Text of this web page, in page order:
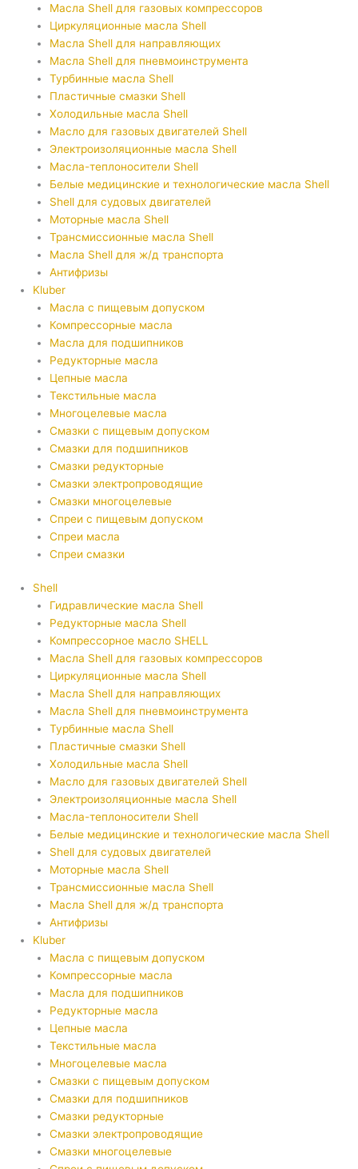
Масла Shell для газовых компрессоров
Циркуляционные масла Shell
Масла Shell для направляющих
Масла Shell для пневмоинструмента
Турбинные масла Shell
Пластичные смазки Shell
Холодильные масла Shell
Масло для газовых двигателей Shell
Электроизоляционные масла Shell
Масла-теплоносители Shell
Белые медицинские и технологические масла Shell
Shell для судовых двигателей
Моторные масла Shell
Трансмиссионные масла Shell
Масла Shell для ж/д транспорта
Антифризы
Kluber
Масла с пищевым допуском
Компрессорные масла
Масла для подшипников
Редукторные масла
Цепные масла
Текстильные масла
Многоцелевые масла
Смазки с пищевым допуском
Смазки для подшипников
Смазки редукторные
Смазки электропроводящие
Смазки многоцелевые
Спреи с пищевым допуском
Спреи масла
Спреи смазки
Shell
Гидравлические масла Shell
Редукторные масла Shell
Компрессорное масло SHELL
Масла Shell для газовых компрессоров
Циркуляционные масла Shell
Масла Shell для направляющих
Масла Shell для пневмоинструмента
Турбинные масла Shell
Пластичные смазки Shell
Холодильные масла Shell
Масло для газовых двигателей Shell
Электроизоляционные масла Shell
Масла-теплоносители Shell
Белые медицинские и технологические масла Shell
Shell для судовых двигателей
Моторные масла Shell
Трансмиссионные масла Shell
Масла Shell для ж/д транспорта
Антифризы
Kluber
Масла с пищевым допуском
Компрессорные масла
Масла для подшипников
Редукторные масла
Цепные масла
Текстильные масла
Многоцелевые масла
Смазки с пищевым допуском
Смазки для подшипников
Смазки редукторные
Смазки электропроводящие
Смазки многоцелевые